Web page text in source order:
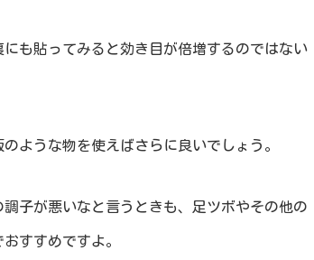
も貼ってみると効き目が倍増するのではない
ような物を使えばさらに良いでしょう。
子が悪いなと言うときも、足ツボやその他の
すすめですよ。